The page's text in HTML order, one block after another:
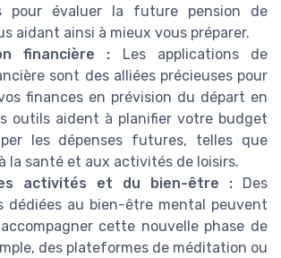
pour évaluer la future pension de
aidant ainsi à mieux vous préparer.
financière : Les applications de
sont des alliées précieuses pour
finances en prévision du départ en
outils aident à planifier votre budget
les dépenses futures, telles que
la santé et aux activités de loisirs.
activités et du bien-être : Des
dédiées au bien-être mental peuvent
cette nouvelle phase de
des plateformes de méditation ou